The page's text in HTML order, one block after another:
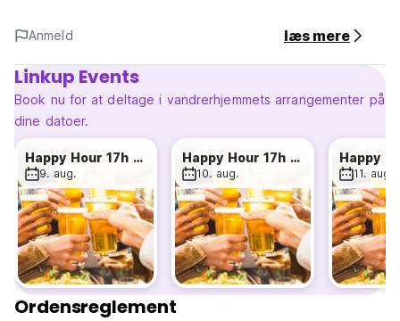
der skal udføres mellem backpackere, familie eller venner.
Anmeld læs mere
Linkup Events
Book nu for at deltage i vandrerhjemmets arrangementer på
dine datoer.
Happy Hour 17h 20h - Hostel Lyon Centre
9. aug.
Happy Hour 17h 20h - Hostel Lyon Centre
10. aug. 11. aug.
Ordensreglement